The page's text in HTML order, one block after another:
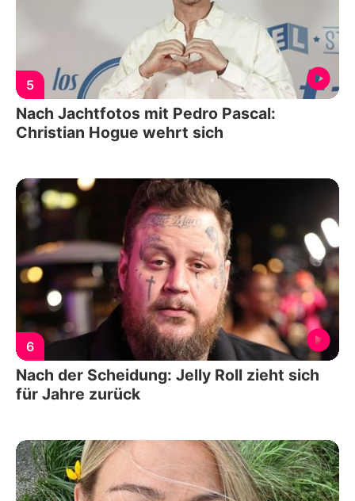
5
Nach Jachtfotos mit Pedro Pascal:
Christian Hogue wehrt sich
6
Nach der Scheidung: Jelly Roll zieht sich
für Jahre zurück